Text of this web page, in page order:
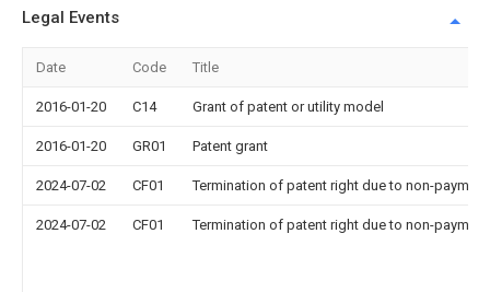
Legal Events
Date Code Title
2016-01-20 C14 Grant of patent or utility model
2016-01-20 GR01 Patent grant
2024-07-02 CF01 Termination of patent right due to non-
2024-07-02 CF01 Termination of patent right due to non-